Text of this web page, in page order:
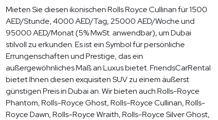
Mieten Sie diesen ikonischen Rolls Royce Cullinan für 1500
AED/Stunde, 4000 AED/Tag, 25000 AED/Woche und
95000 AED/Monat (5% MwSt. anwendbar), um Dubai
stilvoll zu erkunden. Es ist ein Symbol für persönliche
Errungenschaften und Prestige, das ein
außergewöhnliches Maß an Luxus bietet. FriendsCarRental
bietet Ihnen diesen exquisiten SUV zu einem äußerst
günstigen Preis in Dubai an. Wir bieten auch Rolls-Royce
Phantom, Rolls-Royce Ghost, Rolls-Royce Cullinan, Rolls-
Royce Dawn, Rolls-Royce Wraith, Rolls-Royce Silver Ghost,